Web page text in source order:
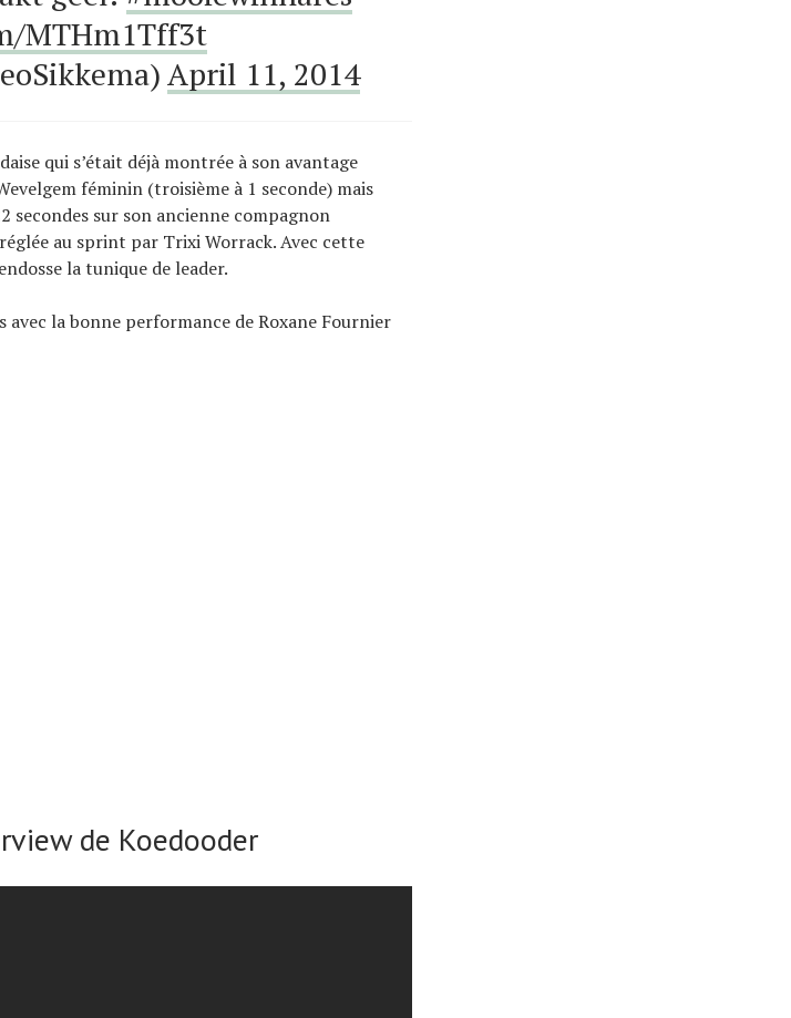
MTHm1Tff3t
April 11, 2014
qui s’était déjà montrée à son avantage
féminin (troisième à 1 seconde) mais
sur son ancienne compagnon
au sprint par Trixi Worrack. Avec cette
la tunique de leader.
la bonne performance de Roxane Fournier
de Koedooder